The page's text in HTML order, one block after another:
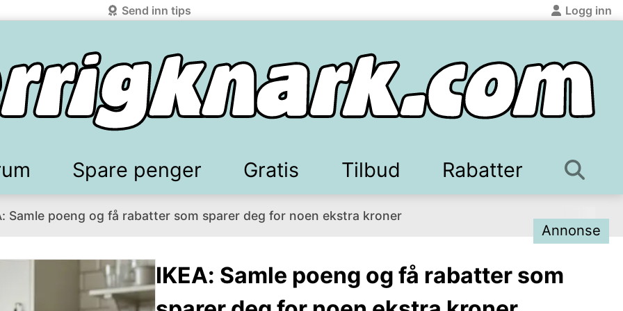
Send inn tips Logg inn
Spare penger Gratis Tilbud Rabatter
& kuponger Mattilbud Produktsøk Prisjakt
Lydbøker & Streaming Kundeklubber
Mobilabonnement Spotpris strøm Fastpris strøm Beste kredittkort
Sparetips Sparepenger Aksjer og fond
Tjene penger på nett X
Samle poeng og få rabatter som sparer deg for noen ekstra kroner
Annonse
IKEA: Samle poeng og få rabatter som